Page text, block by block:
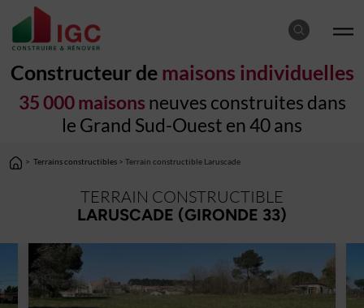
Constructeur de maisons individuelles
35 000 maisons neuves construites dans
le Grand Sud-Ouest en 40 ans
> Terrains constructibles > Terrain constructible Laruscade
TERRAIN CONSTRUCTIBLE
LARUSCADE (GIRONDE 33)